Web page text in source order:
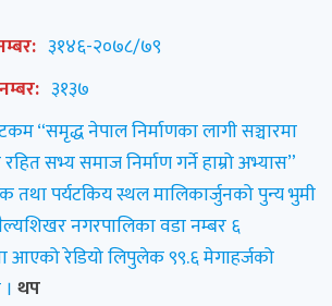
३१४६-२०७८/७९
३१३७
“समृद्ध नेपाल निर्माणका लागी सञ्चारमा
रहित सभ्य समाज निर्माण गर्ने हाम्रो अभ्यास”
तथा पर्यटकिय स्थल मालिकार्जुनको पुन्य भुमी
नगरपालिका वडा नम्बर ६
आएको रेडियो लिपुलेक ९९.६ मेगाहर्जको
थप